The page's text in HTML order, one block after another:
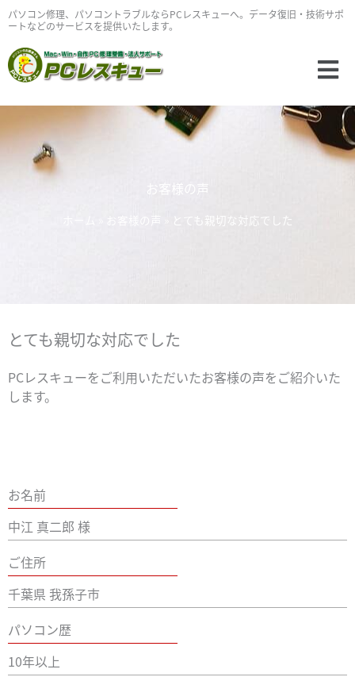
内
容
を
ス
プ
パソコン修理、パソコントラブルならPCレスキューへ。データ復旧・技術サポ
ートなどのサービスを提供いたします。
Main
Menu
お客様の声
とても親切な対応でした
とても親切な対応でした
PCレスキューをご利用いただいたお客様の声をご紹介いた
します。
お名前
中江 真二郎 様
ご住所
千葉県 我孫子市
パソコン歴
10年以上